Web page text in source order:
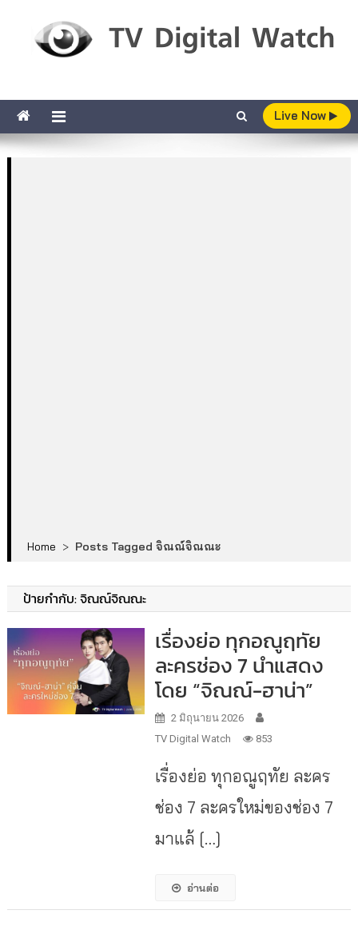
Live Now
Home > Posts Tagged จิณณ์จิณณะ
ป้ายกำกับ:จิณณ์จิณณะ
เรื่องย่อ ทุกอณูฤทัย
ละครช่อง 7 นำแสดง
โดย “จิณณ์-ฮาน่า”
2 มิถุนายน 2026
TV Digital Watch
853
เรื่องย่อ ทุกอณูฤทัย ละคร
ช่อง 7 ละครใหม่ของช่อง 7
มาแล้ […]
อ่านต่อ